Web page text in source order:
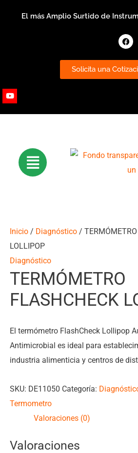
El más Amplio Surtido de
Solicita una
Youtube
Inicio / Diagnóstico /
LOLLIPOP
Diagnóstico
TERMÓMETRO
FLASHCHECK
El termómetro FlashCheck Lollipop
Antimicrobial es ideal para
industria alimenticia y centros de
SKU: DE11050 Categoría:
Termometro
Valoraciones (0)
Valoraciones